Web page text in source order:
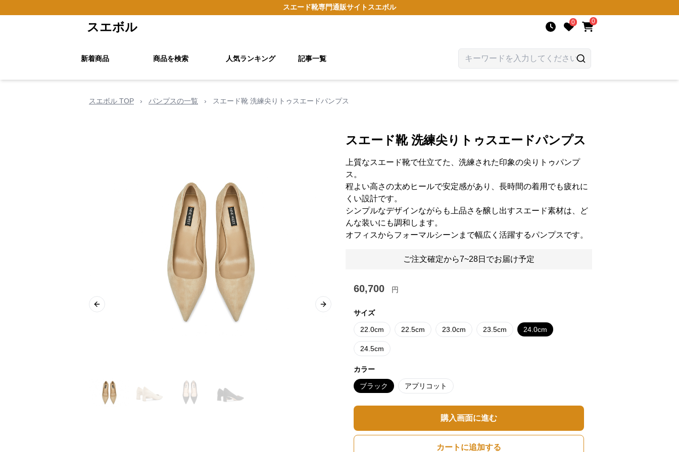
スエード靴専門通販サイト スエボル
スエボル 0 0
新着商品 商品を検索 人気ランキング 記事一覧
スエボル TOP › パンプスの一覧 › スエード靴 洗練尖りトゥスエードパンプス
Previous slide Next slide
スエード靴 洗練尖りトゥスエードパンプス
上質なスエード靴で仕立てた、洗練された印象の尖りトゥパンプ
ス。
程よい高さの太めヒールで安定感があり、長時間の着用でも疲れに
くい設計です。
シンプルなデザインながらも上品さを醸し出すスエード素材は、ど
んな装いにも調和します。
オフィスからフォーマルシーンまで幅広く活躍するパンプスです。
ご注文確定から7~28日でお届け予定
60,700 円
サイズ
22.0cm 22.5cm 23.0cm 23.5cm 24.0cm
24.5cm
カラー
ブラック アプリコット
購入画面に進む
カートに追加する